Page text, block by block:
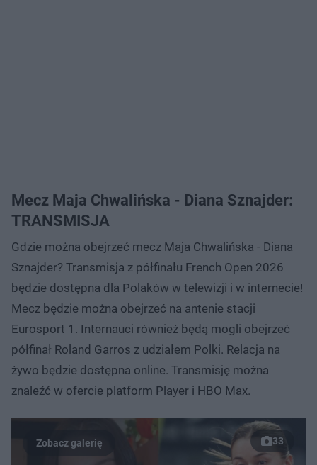
Mecz Maja Chwalińska - Diana Sznajder:
TRANSMISJA
Gdzie można obejrzeć mecz Maja Chwalińska - Diana
Sznajder? Transmisja z półfinału French Open 2026
będzie dostępna dla Polaków w telewizji i w internecie!
Mecz będzie można obejrzeć na antenie stacji
Eurosport 1. Internauci również będą mogli obejrzeć
półfinał Roland Garros z udziałem Polki. Relacja na
żywo będzie dostępna online. Transmisję można
znaleźć w ofercie platform Player i HBO Max.
33